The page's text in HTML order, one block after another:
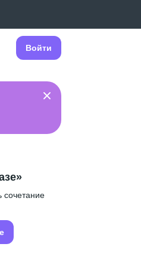
Войти
сочетание